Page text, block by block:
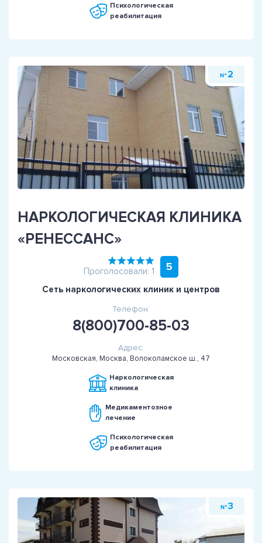
Психологическая
реабилитация
№ 2
НАРКОЛОГИЧЕСКАЯ КЛИНИКА
«РЕНЕССАНС»
Проголосовали: 1 5
Сеть наркологических клиник и центров
Телефон:
8(800)700-85-03
Адрес:
Московская, Москва, Волоколамское ш., 47
Наркологическая
клиника
Медикаментозное
лечение
Психологическая
реабилитация
№ 3